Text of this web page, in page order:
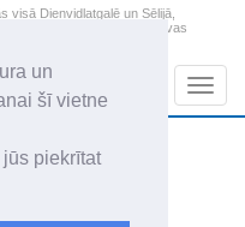
un
šī vietne
piekrītat
visā Dienvidlatgalē un Sēlijā,
valstspilsētu, Augšdaugavas
+10.7